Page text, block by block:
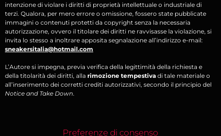
intenzione di violare i diritti di proprietà intellettuale o industriale di
terzi. Qualora, per mero errore o omissione, fossero state pubblicate
immagini o contenuti protetti da copyright senza la necessaria
autorizzazione, ovvero il titolare dei diritti ne ravvisasse la violazione, si
invita lo stesso a inoltrare apposita segnalazione all’indirizzo e-mail:
sneakersitalia@hotmail.com
L’Autore si impegna, previa verifica della legittimità della richiesta e
della titolarità dei diritti, alla rimozione tempestiva di tale materiale o
all’inserimento dei corretti crediti autorizzativi, secondo il principio del
Notice and Take Down.
Preferenze di consenso